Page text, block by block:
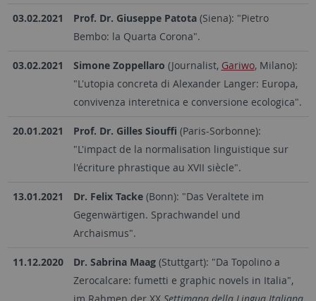
03.02.2021 Prof. Dr. Giuseppe Patota (Siena): "Pietro
Bembo: la Quarta Corona".
03.02.2021 Simone Zoppellaro (Journalist, Gariwo, Milano):
"L'utopia concreta di Alexander Langer: Europa,
convivenza interetnica e conversione ecologica".
20.01.2021 Prof. Dr. Gilles Siouffi (Paris-Sorbonne):
"L'impact de la normalisation linguistique sur
l'écriture phrastique au XVII siècle".
13.01.2021 Dr. Felix Tacke (Bonn): "Das Veraltete im
Gegenwärtigen. Sprachwandel und
Archaismus".
11.12.2020 Dr. Sabrina Maag(Stuttgart): "Da Topolino a
Zerocalcare: fumetti e graphic novels in Italia",
im Rahmen der XX Settimana della Lingua Italiana